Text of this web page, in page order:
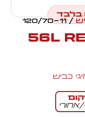
בלבד
/ 120/70-11
120/70-11
כביש
אחורי